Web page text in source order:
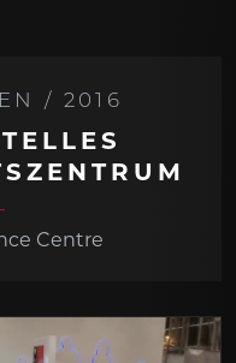
/ 2016
Centre